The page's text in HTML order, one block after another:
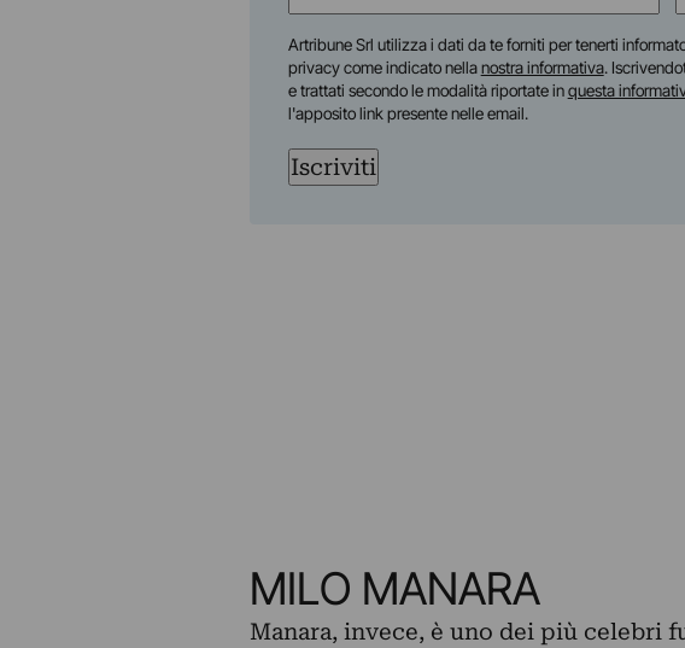
Artribune Srl utilizza i dati da te forniti per tenerti
privacy come indicato nellanostra informativa.
e trattati secondo le modalità riportate inquesta
l'apposito link presente nelle email.
Iscriviti
MILO MANARA
Manara, invece, è uno dei più celebri